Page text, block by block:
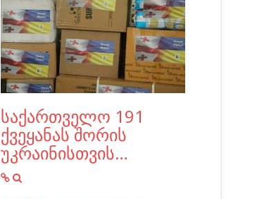
საქართველო 191
ქვეყანას შორის
უკრაინისთვის…